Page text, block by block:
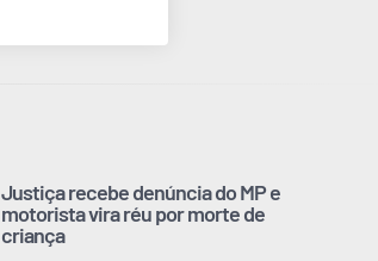
Justiça recebe denúncia do MP e
motorista vira réu por morte de
criança